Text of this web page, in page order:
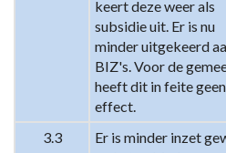
keert deze weer als
subsidie uit. Er is nu
minder uitgekeerd
BIZ's. Voor de
heeft dit in feite geen
effect.
3.3
Er is minder inzet